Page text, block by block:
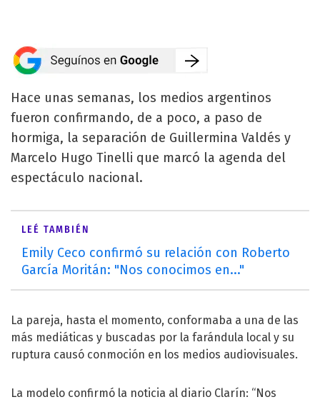
Hace unas semanas, los medios argentinos
fueron confirmando, de a poco, a paso de
hormiga, la separación de Guillermina Valdés y
Marcelo Hugo Tinelli que marcó la agenda del
espectáculo nacional.
LEÉ TAMBIÉN
Emily Ceco confirmó su relación con Roberto
García Moritán: "Nos conocimos en..."
La pareja, hasta el momento, conformaba a una de las
más mediáticas y buscadas por la farándula local y su
ruptura causó conmoción en los medios audiovisuales.
La modelo confirmó la noticia al diario Clarín: “Nos